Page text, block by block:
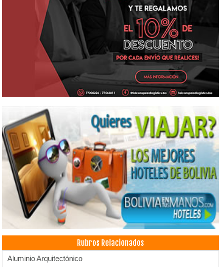
Rubros Relacionados
Aluminio Arquitectónico